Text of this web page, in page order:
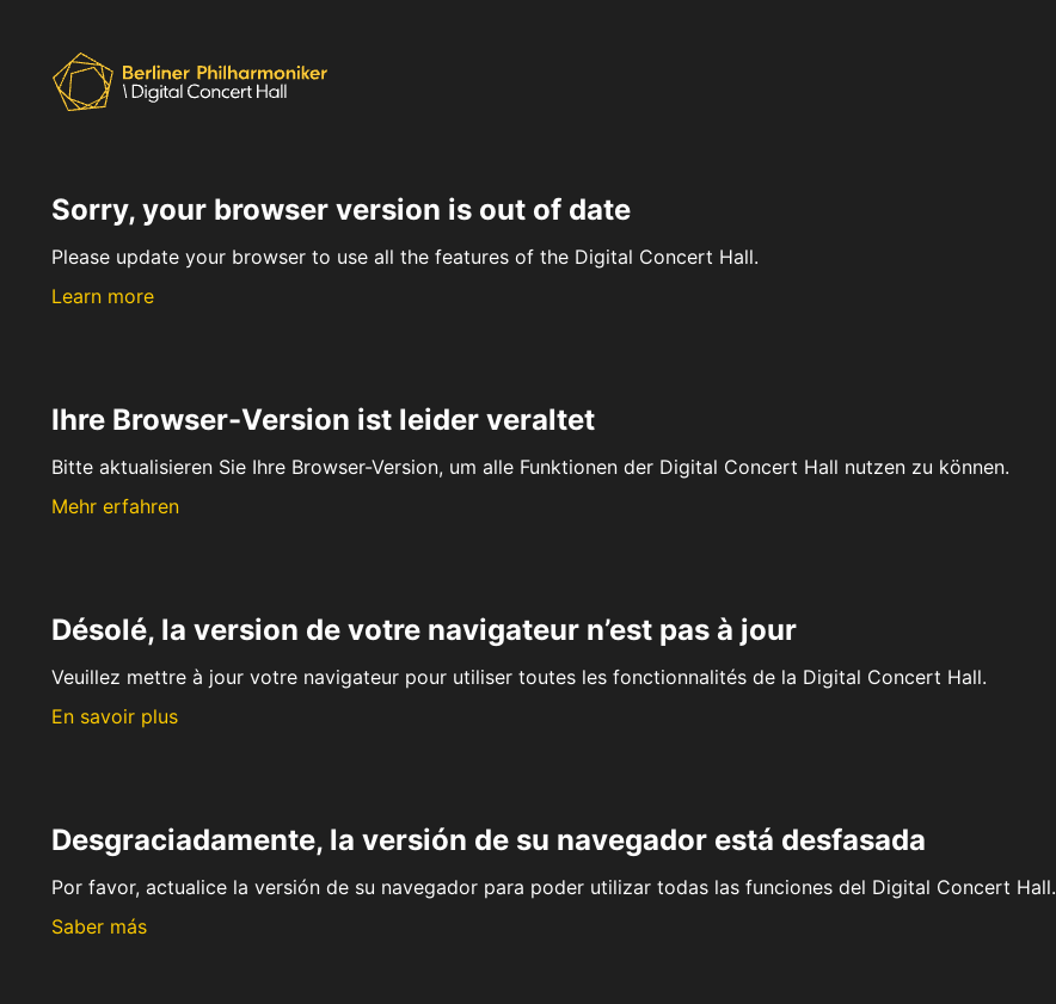
Sorry, your browser version is out of date
Please update your browser to use all the features of the Digital Concert Hall.
Learn more
Ihre Browser-Version ist leider veraltet
Bitte aktualisieren Sie Ihre Browser-Version, um alle Funktionen der Digital Concert Hall nutzen zu können.
Mehr erfahren
Désolé, la version de votre navigateur n’est pas à jour
Veuillez mettre à jour votre navigateur pour utiliser toutes les fonctionnalités de la Digital Concert Hall.
En savoir plus
Desgraciadamente, la versión de su navegador está desfasada
Por favor, actualice la versión de su navegador para poder utilizar todas las funciones del Digital Concert Hall.
Saber más